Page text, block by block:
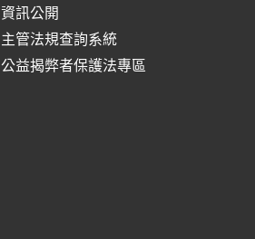
資訊公開
主管法規查詢系統
公益揭弊者保護法專區